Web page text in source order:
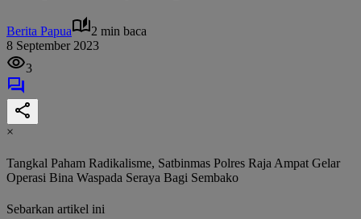
Berita Papua
2 min baca
8 September 2023
3
×
Tangkal Paham Radikalisme, Satbinmas Polres Raja Ampat Gelar
Operasi Bina Waspada Seraya Bagi Sembako
Sebarkan artikel ini